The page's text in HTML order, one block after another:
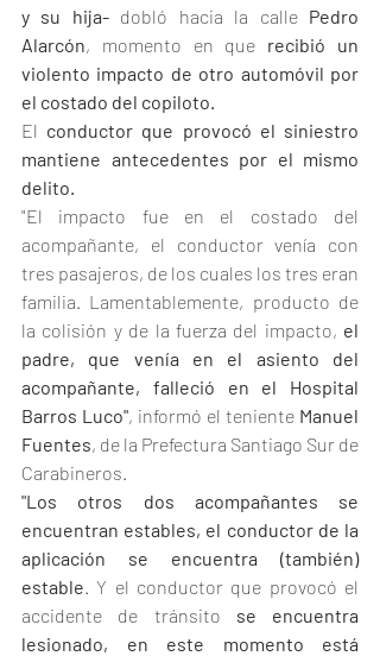
y su hija- dobló hacia la calle Pedro
Alarcón, momento en que recibió un
violento impacto de otro automóvil por
el costado del copiloto.
El conductor que provocó el siniestro
mantiene antecedentes por el mismo
delito.
"El impacto fue en el costado del
acompañante, el conductor venía con
tres pasajeros, de los cuales los tres eran
familia. Lamentablemente, producto de
la colisión y de la fuerza del impacto, el
padre, que venía en el asiento del
acompañante, falleció en el Hospital
Barros Luco", informó el teniente Manuel
Fuentes, de la Prefectura Santiago Sur de
Carabineros.
"Los otros dos acompañantes se
encuentran estables, el conductor de la
aplicación se encuentra (también)
estable. Y el conductor que provocó el
accidente de tránsito se encuentra
lesionado, en este momento está